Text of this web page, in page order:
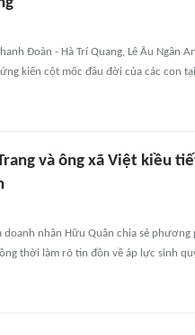
Đoàn - Hà Trí Quang, Lê Âu Ngân
kiến cột mốc đầu đời của các con
và ông xã Việt kiều
doanh nhân Hữu Quân chia sẻ
thời làm rõ tin đồn về áp lực sinh